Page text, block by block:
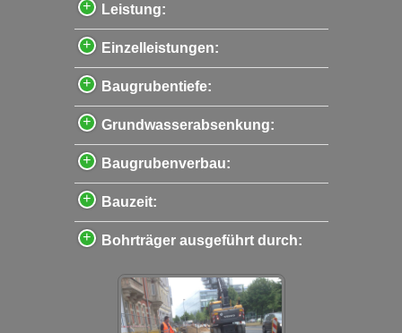
Leistung:
Einzelleistungen:
Baugrubentiefe:
Grundwasserabsenkung:
Baugrubenverbau:
Bauzeit:
Bohrträger ausgeführt durch: